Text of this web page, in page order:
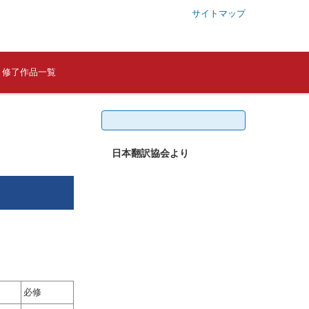
サイトマップ
修了作品一覧
必修
検
日本翻訳協会より